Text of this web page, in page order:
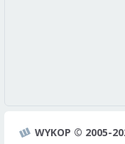
WYKOP © 2005-